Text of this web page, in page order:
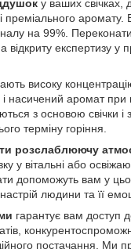
у ваших свічках,
преміального аромату.
на 99%.
експертизу у
високу
насичений аромат при
з основою свічки і
терміну горіння.
розслаблюючу
у вітальні або
допоможуть вам у
людини та її
гарантує вам доступ
постачання. Ми